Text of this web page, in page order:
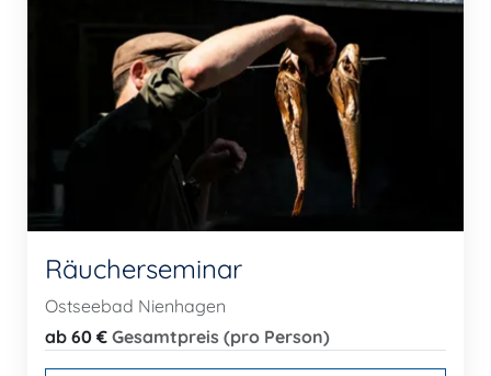
Räucherseminar
Ostseebad Nienhagen
ab 60 € Gesamtpreis (pro Person)